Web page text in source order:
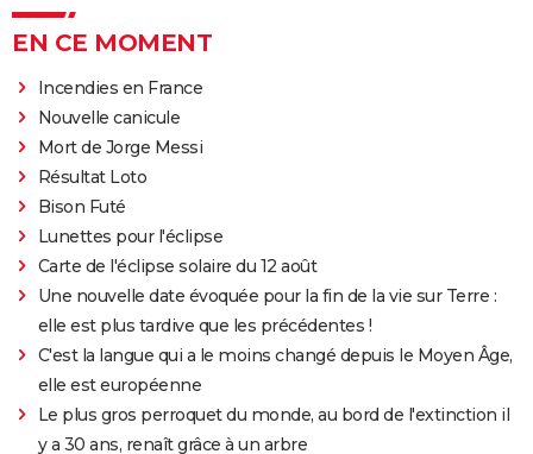
EN CE MOMENT
Incendies en France
Nouvelle canicule
Mort de Jorge Messi
Résultat Loto
Bison Futé
Lunettes pour l'éclipse
Carte de l'éclipse solaire du 12 août
Une nouvelle date évoquée pour la fin de la vie sur Terre :
elle est plus tardive que les précédentes !
C'est la langue qui a le moins changé depuis le Moyen Âge,
elle est européenne
Le plus gros perroquet du monde, au bord de l'extinction il
y a 30 ans, renaît grâce à un arbre